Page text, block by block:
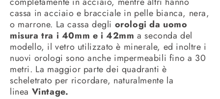
cassa in acciaio e bracciale in pelle bianca, nera,
o marrone. La cassa degli orologi da uomo
misura tra i 40mm e i 42mm a seconda del
modello, il vetro utilizzato è minerale, ed inoltre i
nuovi orologi sono anche impermeabili fino a 30
metri. La maggior parte dei quadranti è
scheletrato per ricordare, naturalmente la
linea Vintage.